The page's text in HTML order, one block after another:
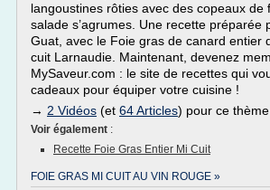
langoustines rôties avec des copeaux de
salade s’agrumes. Une recette préparée
Guat, avec le Foie gras de canard entier
cuit Larnaudie. Maintenant, devenez
MySaveur.com : le site de recettes qui
cadeaux pour équiper votre cuisine !
→ 2 Vidéos (et 64 Articles) pour ce thème
Voir également :
Recette Foie Gras Entier Mi Cuit
FOIE GRAS MI CUIT AU VIN ROUGE »